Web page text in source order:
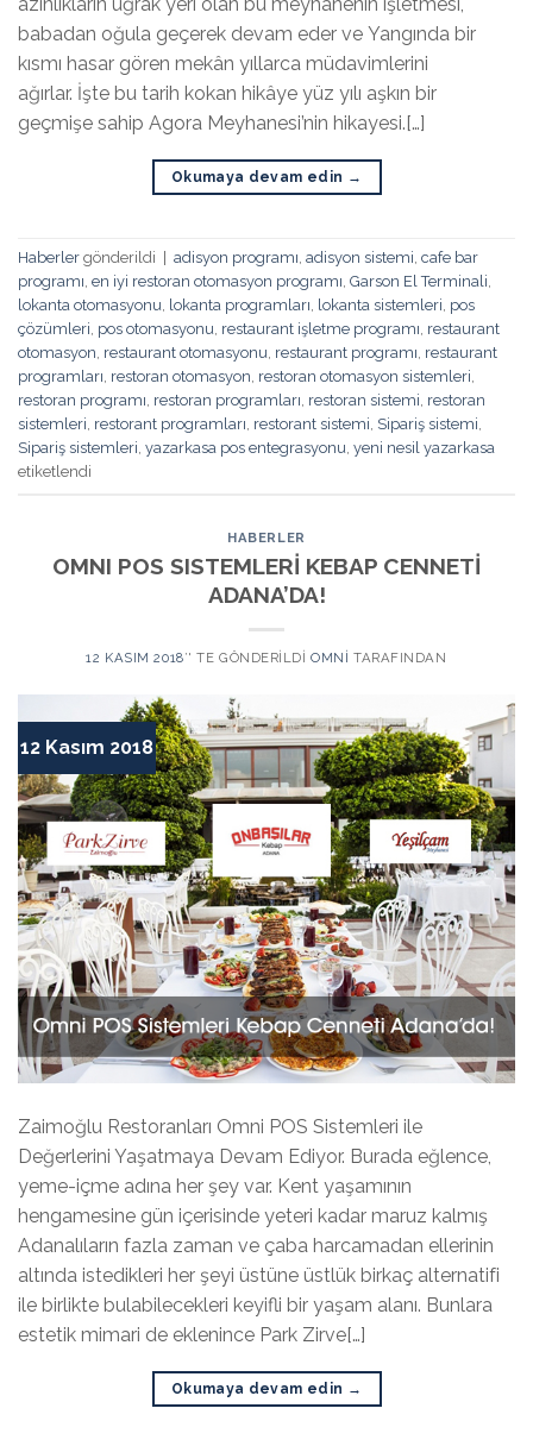
babadan oğula geçerek devam eder ve Yangında bir
kısmı hasar gören mekân yıllarca müdavimlerini
ağırlar. İşte bu tarih kokan hikâye yüz yılı aşkın bir
geçmişe sahip Agora Meyhanesi’nin hikayesi.[…]
Okumaya devam edin →
Haberler gönderildi adisyon programı, adisyon sistemi, cafe bar
programı, en iyi restoran otomasyon programı, Garson El Terminali,
lokanta otomasyonu, lokanta programları, lokanta sistemleri, pos
çözümleri, pos otomasyonu, restaurant işletme programı, restaurant
otomasyon, restaurant otomasyonu, restaurant programı, restaurant
programları, restoran otomasyon, restoran otomasyon sistemleri,
restoran programı, restoran programları, restoran sistemi, restoran
sistemleri, restorant programları, restorant sistemi, Sipariş sistemi,
Sipariş sistemleri, yazarkasa pos entegrasyonu, yeni nesil yazarkasa
etiketlendi
HABERLER
OMNI POS SISTEMLERİ KEBAP CENNETİ
ADANA’DA!
12 KASIM 2018’' TE GÖNDERILDI OMNI TARAFINDAN
12 Kasım 2018
Zaimoğlu Restoranları Omni POS Sistemleri ile
Değerlerini Yaşatmaya Devam Ediyor. Burada eğlence,
yeme-içme adına her şey var. Kent yaşamının
hengamesine gün içerisinde yeteri kadar maruz kalmış
Adanalıların fazla zaman ve çaba harcamadan ellerinin
altında istedikleri her şeyi üstüne üstlük birkaç alternatifi
ile birlikte bulabilecekleri keyifli bir yaşam alanı. Bunlara
estetik mimari de eklenince Park Zirve[…]
Okumaya devam edin →